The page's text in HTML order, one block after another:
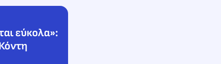
εύκολα»: